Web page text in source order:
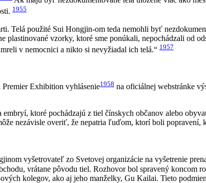
1955
Telá použité Sui Hongjin-om teda nemohli byť
vzorky, ktoré sme ponúkali, nepochádzali od
v nemocnici a nikto si nevyžiadal ich telá.“ 1957
Exhibition vyhlásenie1958 na oficiálnej webstránke
ktoré pochádzajú z tiel čínskych občanov alebo
nezávisle overiť, že nepatria ľuďom, ktorí boli
vyšetrovateľ zo Svetovej organizácie na vyšetrenie
vrátane pôvodu tiel. Rozhovor bol spravený
kolegov, ako aj jeho manželky, Gu Kailai. Tieto